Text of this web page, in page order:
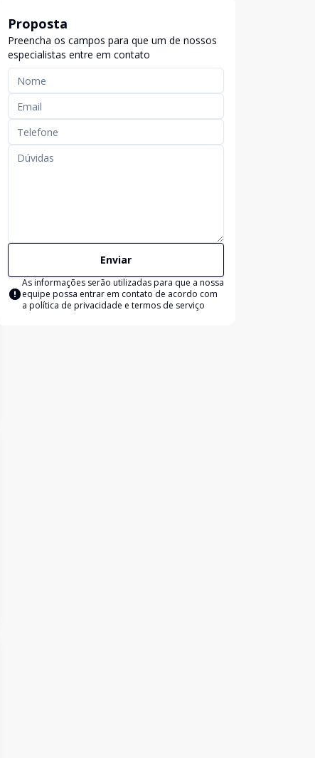
Proposta
Preencha os campos para que um de nossos
especialistas entre em contato
Enviar
As informações serão utilizadas para que a nossa
equipe possa entrar em contato de acordo com
a política de privacidade e termos de serviço